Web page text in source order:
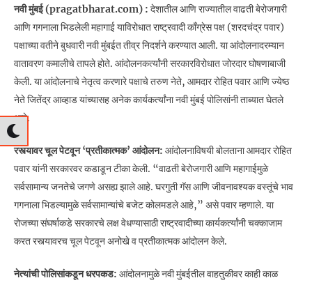
नवी मुंबई (pragatbharat.com) : देशातील आणि राज्यातील वाढती बेरोजगारी
आणि गगनाला भिडलेली महागाई याविरोधात राष्ट्रवादी काँग्रेस पक्ष (शरदचंद्र पवार)
पक्षाच्या वतीने बुधवारी नवी मुंबईत तीव्र निदर्शने करण्यात आली. या आंदोलनादरम्यान
वातावरण कमालीचे तापले होते. आंदोलनकर्त्यांनी सरकारविरोधात जोरदार घोषणाबाजी
केली. या आंदोलनाचे नेतृत्व करणारे पक्षाचे तरुण नेते, आमदार रोहित पवार आणि ज्येष्ठ
नेते जितेंद्र आव्हाड यांच्यासह अनेक कार्यकर्त्यांना नवी मुंबई पोलिसांनी ताब्यात घेतले
आहे.
रस्त्यावर चूल पेटवून ‘प्रतीकात्मक’ आंदोलन: आंदोलनाविषयी बोलताना आमदार रोहित
पवार यांनी सरकारवर कडाडून टीका केली. “वाढती बेरोजगारी आणि महागाईमुळे
सर्वसामान्य जनतेचे जगणे असह्य झाले आहे. घरगुती गॅस आणि जीवनावश्यक वस्तूंचे भाव
गगनाला भिडल्यामुळे सर्वसामान्यांचे बजेट कोलमडले आहे,” असे पवार म्हणाले. या
रोजच्या संघर्षाकडे सरकारचे लक्ष वेधण्यासाठी राष्ट्रवादीच्या कार्यकर्त्यांनी चक्काजाम
करत रस्त्यावरच चूल पेटवून अनोखे व प्रतीकात्मक आंदोलन केले.
नेत्यांची पोलिसांकडून धरपकड: आंदोलनामुळे नवी मुंबईतील वाहतुकीवर काही काळ